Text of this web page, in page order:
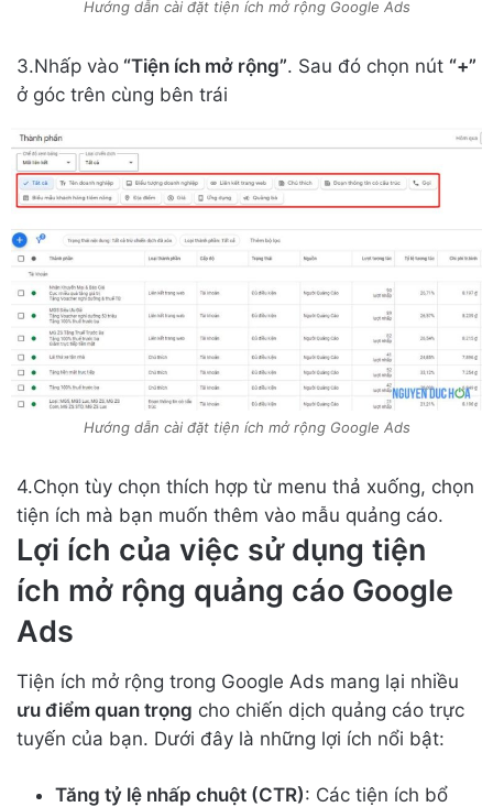
Hướng dẫn cài đặt tiện ích mở rộng Google Ads
3.Nhấp vào “Tiện ích mở rộng”. Sau đó chọn nút “+”
ở góc trên cùng bên trái
Hướng dẫn cài đặt tiện ích mở rộng Google Ads
4.Chọn tùy chọn thích hợp từ menu thả xuống, chọn
tiện ích mà bạn muốn thêm vào mẫu quảng cáo.
Lợi ích của việc sử dụng tiện
ích mở rộng quảng cáo Google
Ads
Tiện ích mở rộng trong Google Ads mang lại nhiều
ưu điểm quan trọng cho chiến dịch quảng cáo trực
tuyến của bạn. Dưới đây là những lợi ích nổi bật:
Tăng tỷ lệ nhấp chuột (CTR): Các tiện ích bổ